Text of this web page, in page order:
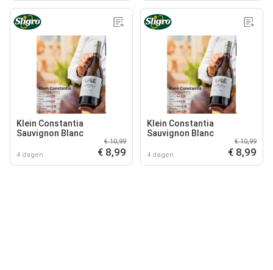
Klein Constantia
Sauvignon Blanc
4 dagen
€ 10,99
€ 8,99
Klein Constantia
Sauvignon Blanc
4 dagen
€ 10,99
€ 8,99